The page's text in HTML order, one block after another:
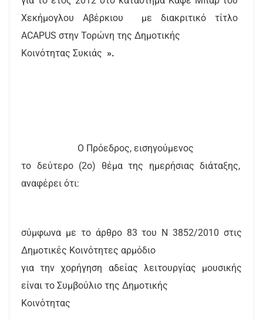
Χεκήμογλου Αβέρκιου
με διακριτικό τίτλο
ACAPUS στην Τορώνη της Δημοτικής
Κοινότητας Συκιάς ».
Ο Πρόεδρος, εισηγούμενος
το δεύτερο (2ο) θέμα της ημερήσιας διάταξης,
αναφέρει ότι:
σύμφωνα με το άρθρο 83 του Ν 3852/2010 στις
Δημοτικές Κοινότητες αρμόδιο
για την χορήγηση αδείας λειτουργίας μουσικής
είναι το Συμβούλιο της Δημοτικής
Κοινότητας